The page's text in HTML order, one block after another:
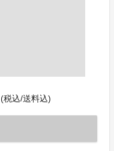
(税込/送料込)